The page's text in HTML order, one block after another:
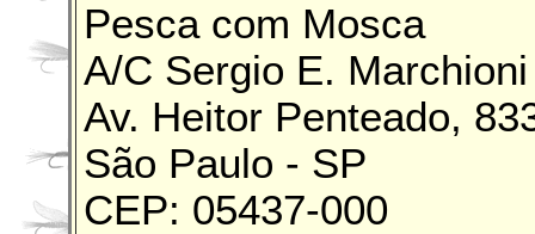
Pesca com Mosca
A/C Sergio E. Marchioni
Av. Heitor Penteado,
São Paulo - SP
CEP: 05437-000